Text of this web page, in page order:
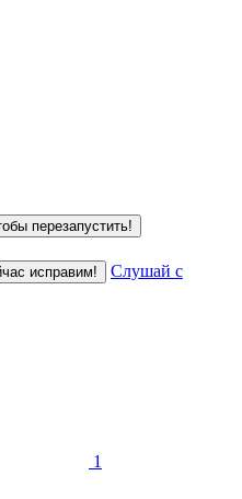
перезапустить!
исправим!
Слушай с
1